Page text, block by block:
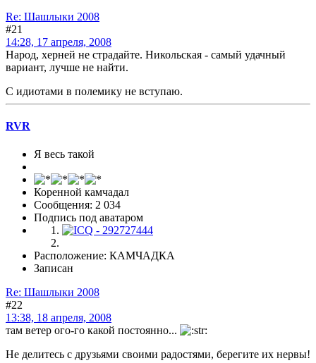
Re: Шашлыки 2008
#21
14:28, 17 апреля, 2008
Народ, херней не страдайте. Никольская - самый удачный
вариант, лучше не найти.
С идиотами в полемику не вступаю.
RVR
Я весь такой
Коренной камчадал
Сообщения: 2 034
Подпись под аватаром
Расположение: КАМЧАДКА
Записан
Re: Шашлыки 2008
#22
13:38, 18 апреля, 2008
там ветер ого-го какой постоянно...
Не делитесь с друзьями своими радостями, берегите их нервы!